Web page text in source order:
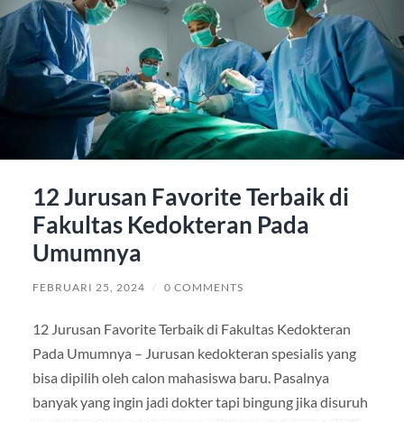
12 Jurusan Favorite Terbaik di
Fakultas Kedokteran Pada
Umumnya
FEBRUARI 25, 2024 / 0 COMMENTS
12 Jurusan Favorite Terbaik di Fakultas Kedokteran
Pada Umumnya – Jurusan kedokteran spesialis yang
bisa dipilih oleh calon mahasiswa baru. Pasalnya
banyak yang ingin jadi dokter tapi bingung jika disuruh